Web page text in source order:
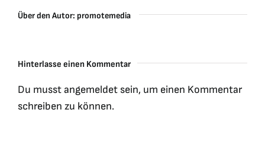
Über den Autor: promotemedia
Hinterlasse einen Kommentar
Du musstangemeldet sein, um einen Kommentar
schreiben zu können.